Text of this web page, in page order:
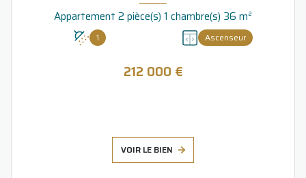
Appartement 2 pièce(s) 1 chambre(s) 36 m²
1 Ascenseur
212 000 €
VOIR LE BIEN